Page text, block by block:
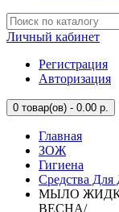
Личный кабинет
Регистрация
Авторизация
0 товар(ов) - 0.00 р.
Главная
ЗОЖ
Гигиена
Средства
МЫЛО
ВЕСНА/